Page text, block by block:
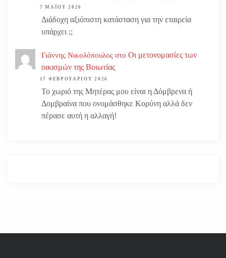
7 ΜΑΪ́ΟΥ 2026
Διάδοχη αξιόπιστη κατάσταση για την εταιρεία
υπάρχει ;;
Γιάννης Νικολόπουλος στο Οι μετονομασίες των
οικισμών της Βοιωτίας
17 ΦΕΒΡΟΥΑΡΊΟΥ 2026
Το χωριό της Μητέρας μου είναι η Δόμβρενα ή
Δομβραίνα που ονομάσθηκε Κορύνη αλλά δεν
πέρασε αυτή η αλλαγή!